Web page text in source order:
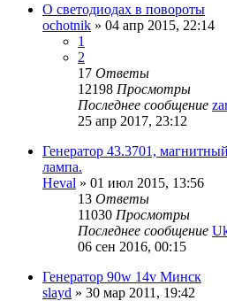
О светодиодах в повороты
ochotnik » 04 апр 2015, 22:14
1
2
17 Ответы
12198 Просмотры
Последнее сообщение
25 апр 2017, 23:12
Генератор 43.3701,
лампа.
Heval » 01 июл 2015, 13:56
13 Ответы
11030 Просмотры
Последнее сообщение
06 сен 2016, 00:15
Генератор 90w 14v Минск
slayd » 30 мар 2011, 19:42